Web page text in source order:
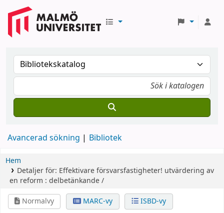
Avancerad sökning Bibliotek
Hem
Detaljer för: Effektivare försvarsfastigheter! utvärdering av
en reform : delbetänkande /
Normalvy
MARC-vy ISBD-vy